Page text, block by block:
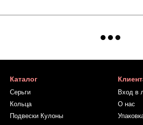
Каталог
Серьги
Кольца
Подвески Кулоны
Вход в
О нас